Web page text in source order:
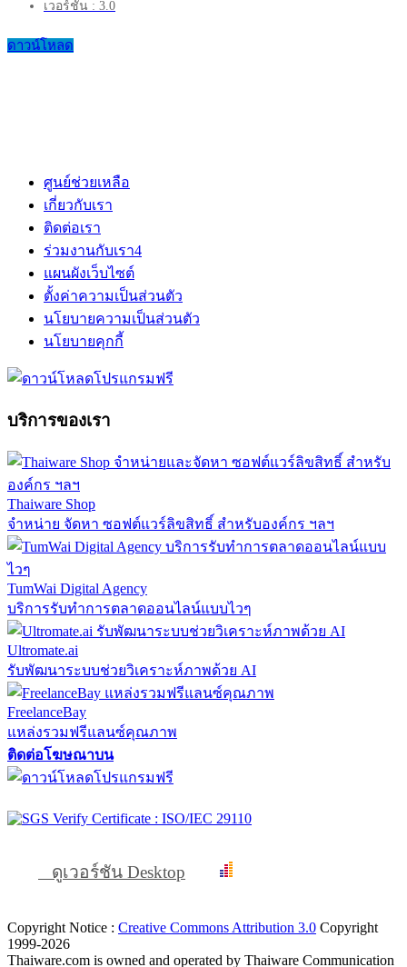
เวอร์ชัน : 3.0
ดาวน์โหลด
ศูนย์ช่วยเหลือ
เกี่ยวกับเรา
ติดต่อเรา
ร่วมงานกับเรา4
แผนผังเว็บไซต์
ตั้งค่าความเป็นส่วนตัว
นโยบายความเป็นส่วนตัว
นโยบายคุกกี้
บริการของเรา
Thaiware Shop
จำหน่าย จัดหา ซอฟต์แวร์ลิขสิทธิ์ สำหรับองค์กร ฯลฯ
TumWai Digital Agency
บริการรับทำการตลาดออนไลน์แบบไวๆ
Ultromate.ai
รับพัฒนาระบบช่วยวิเคราะห์ภาพด้วย AI
FreelanceBay
แหล่งรวมฟรีแลนซ์คุณภาพ
ติดต่อโฆษณาบน
ดูเวอร์ชัน Desktop
Copyright Notice : Creative Commons Attribution 3.0 Copyright
1999-2026
Thaiware.com is owned and operated by Thaiware Communication